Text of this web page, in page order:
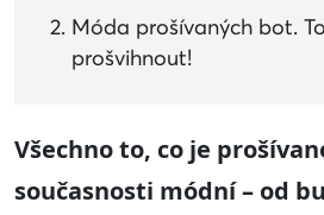
Móda prošívaných bot.
prošvihnout!
Všechno to, co je
současnosti módní– od